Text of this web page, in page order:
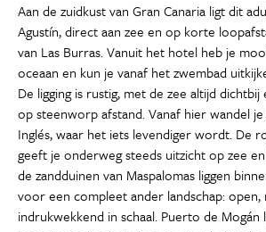
Aan de zuidkust van Gran Canaria ligt dit
Agustín, direct aan zee en op korte
van Las Burras. Vanuit het hotel heb je
oceaan en kun je vanaf het zwembad
De ligging is rustig, met de zee altijd
op steenworp afstand. Vanaf hier wandel
Inglés, waar het iets levendiger wordt. De
geeft je onderweg steeds uitzicht op zee
de zandduinen van Maspalomas liggen
voor een compleet ander landschap: open,
indrukwekkend in schaal. Puerto de